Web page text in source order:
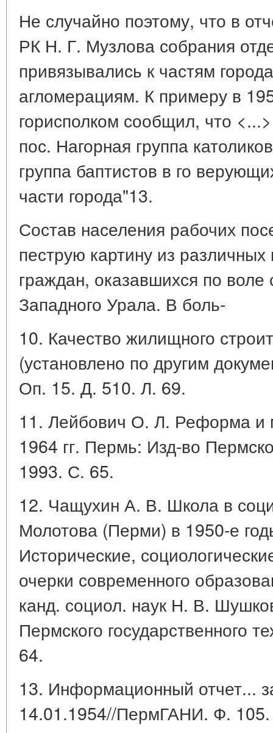
Не случайно поэтому, что в
РК Н. Г. Музлова собрания
привязывались к частям
агломерациям. К примеру в
горисполком сообщил, что
пос. Нагорная группа
группа баптистов в го
части города"13.
Состав населения рабочих
пеструю картину из различных
граждан, оказавшихся по
Западного Урала. В боль-
10. Качество жилищного
(установлено по другим
Оп. 15. Д. 510. Л. 69.
11. Лейбович О. Л. Реформа и
1964 гг. Пермь: Изд-во
1993. С. 65.
12. Чащухин А. В. Школа в
Молотова (Перми) в 1950-е
Исторические,
очерки современного
канд. социол. наук Н. В.
Пермского государственного
64.
13. Информационный отчет...
14.01.1954//ПермГАНИ. Ф.